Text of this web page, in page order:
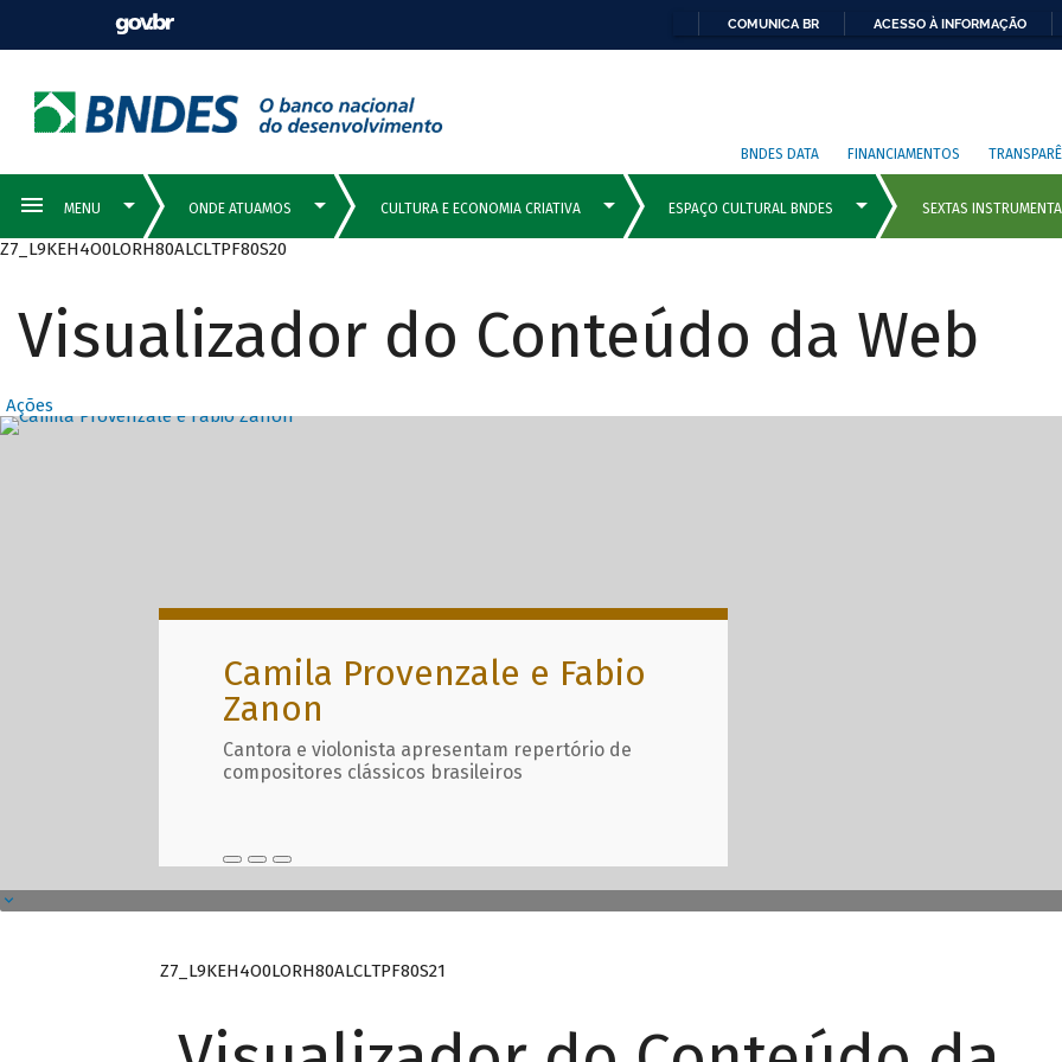
COMUNICA BR ACESSO À INFORMAÇÃO
BNDES DATA FINANCIAMENTOS
Z7_L9KEH4O0LORH80ALCLTPF80S20
Visualizador do Conteúdo da Web
Ações
Destaques Principais com
Camila Provenzale e Fabio
Zanon
Cantora e violonista apresentam repertório de
compositores clássicos brasileiros
Z7_L9KEH4O0LORH80ALCLTPF80S21